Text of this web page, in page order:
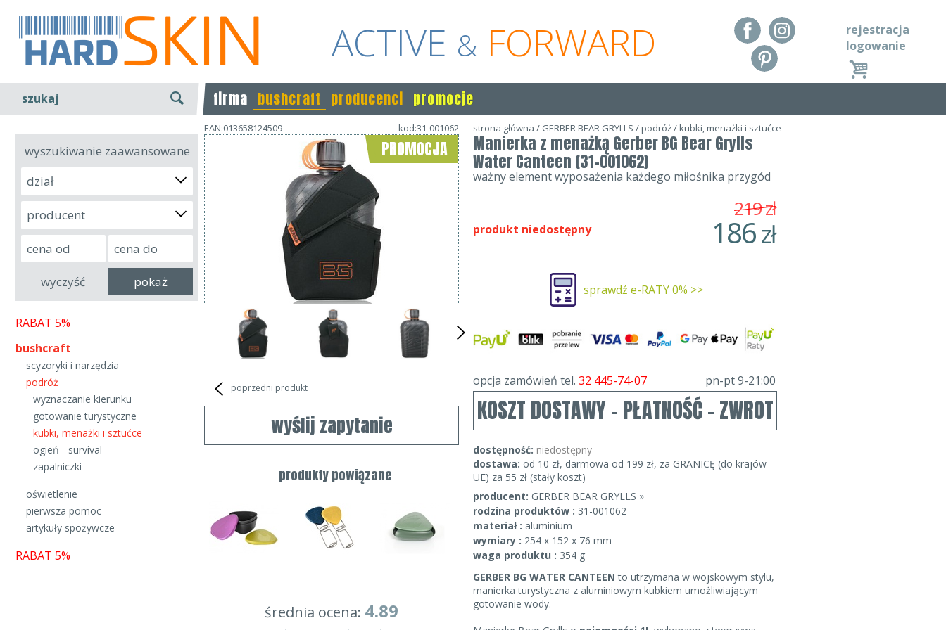
ACTIVE & FORWARD
rejestracja
logowanie
szukaj firma bushcraft producenci promocje
wyszukiwanie zaawansowane
dział
producent
RABAT 5%
bushcraft
scyzoryki i narzędzia
podróż
wyznaczanie kierunku
gotowanie turystyczne
kubki, menażki i sztućce
ogień - survival
zapalniczki
oświetlenie
pierwsza pomoc
artykuły spożywcze
RABAT 5%
EAN:013658124509 kod:31-001062
PROMOCJA
poprzedni produkt
wyślij zapytanie
produkty powiązane
średnia ocena: 4.89
strona główna / GERBER BEAR GRYLLS /podróż/kubki, menażki i sztućce
Manierka z menażką Gerber BG Bear Grylls
Water Canteen (31-001062)
ważny element wyposażenia każdego miłośnika przygód
186zł
219zł
produkt niedostępny
sprawdź e-RATY 0% >>
opcja zamówień tel. 32 445-74-07 pn-pt 9-21:00
KOSZT DOSTAWY - PŁATNOŚĆ - ZWROT
dostępność: niedostępny
dostawa: od 10 zł, darmowa od 199 zł, za GRANICĘ (do krajów
UE) za 55 zł (stały koszt)
producent: GERBER BEAR GRYLLS »
rodzina produktów : 31-001062
materiał : aluminium
wymiary : 254 x 152 x 76 mm
waga produktu : 354 g
GERBER BG WATER CANTEEN to utrzymana w wojskowym stylu,
manierka turystyczna z aluminiowym kubkiem umożliwiającym
gotowanie wody.